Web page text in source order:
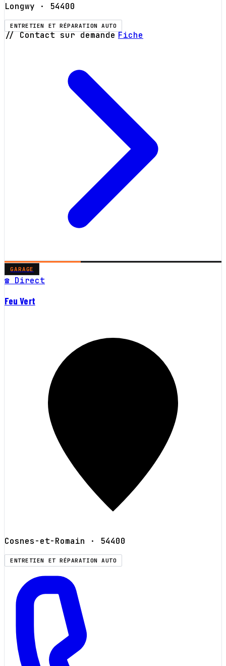
Longwy · 54400
ENTRETIEN ET RÉPARATION AUTO
// Contact sur demande Fiche
GARAGE
☎ Direct
Feu Vert
Cosnes-et-Romain · 54400
ENTRETIEN ET RÉPARATION AUTO